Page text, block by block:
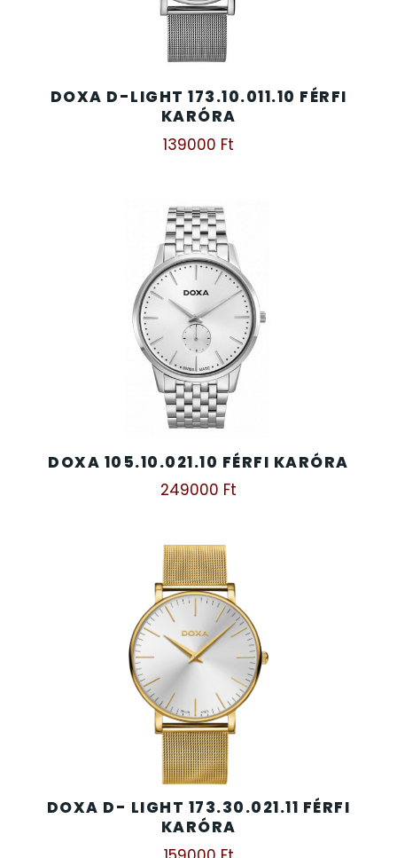
DOXA D-LIGHT 173.10.011.10 FÉRFI
KARÓRA
139000 Ft
DOXA 105.10.021.10 FÉRFI KARÓRA
249000 Ft
DOXA D- LIGHT 173.30.021.11 FÉRFI
KARÓRA
TIMESTAR HÁLÓZATI ÉBRESZTŐÓRÁK